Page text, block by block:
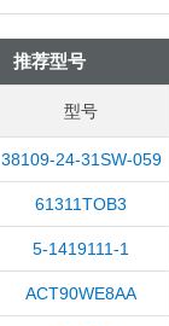
推荐型号
型号
38109-24-31SW-059
61311TOB3
5-1419111-1
ACT90WE8AA